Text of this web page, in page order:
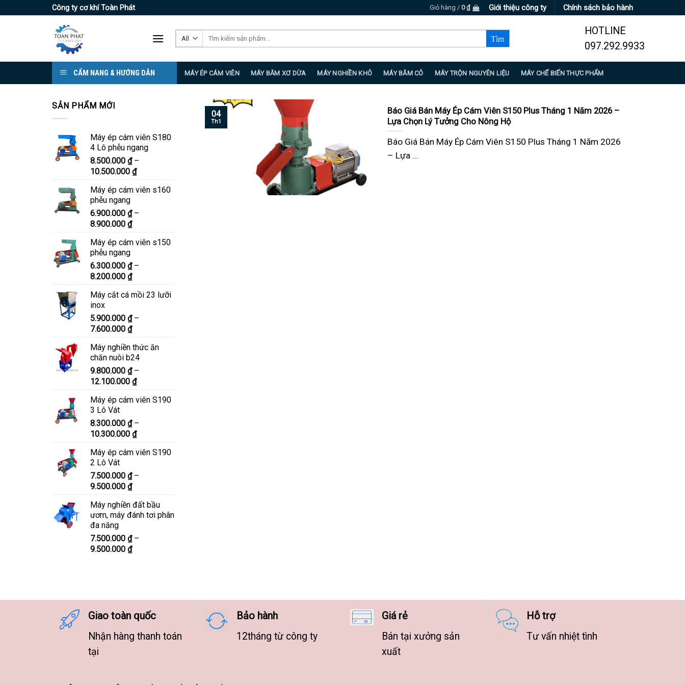
to
Công ty cơ khí Toàn Phát Giỏ hàng / 0₫ Giới thiệu công ty Chính sách bảo hành
Tìm
HOTLINE
097.292.9933
CẨM NANG & HƯỚNG DẪN MÁY ÉP CÁM VIÊN MÁY BĂM XƠ DỪA MÁY NGHIỀN KHÔ MÁY BĂM CỎ MÁY TRỘN NGUYÊN LIỆU MÁY CHẾ BIẾN THỰC PHẨM
SẢN PHẨM MỚI
Máy ép cám viên S180
4 Lô phễu ngang
8.500.000 ₫ –
10.500.000 ₫Khoảng
từ
đến
Máy ép cám viên s160
phễu ngang
6.900.000 ₫ –
8.900.000 ₫Khoảng
từ
đến
8.900.000 ₫
Máy ép cám viên s150
phễu ngang
6.300.000 ₫ –
8.200.000 ₫Khoảng
từ
đến
8.200.000 ₫
Máy cắt cá mồi 23 lưỡi
inox
5.900.000 ₫ –
7.600.000 ₫Khoảng
từ
5.900.000 ₫
đến
7.600.000 ₫
Máy nghiền thức ăn
chăn nuôi b24
9.800.000 ₫ –
12.100.000 ₫Khoảng
từ
đến
12.100.000 ₫
Máy ép cám viên S190
3 Lô Vát
8.300.000 ₫ –
10.300.000 ₫Khoảng
từ
đến
Máy ép cám viên S190
2 Lô Vát
7.500.000 ₫ –
9.500.000 ₫Khoảng
từ
7.500.000 ₫
9.500.000 ₫
Máy nghiền đất bầu
ươm, máy đánh tơi phân
đa năng
7.500.000 ₫ –
9.500.000 ₫Khoảng
9.500.000 ₫
Báo Giá Bán Máy Ép Cám Viên S150 Plus Tháng 1 Năm 2026 –
Lựa Chọn Lý Tưởng Cho Nông Hộ
Báo Giá Bán Máy Ép Cám Viên S150 Plus Tháng 1 Năm 2026
– Lựa ...
04
Th1
Giao toàn quốc
Nhận hàng thanh toán
tại
Bảo hành
12tháng từ công ty
Giá rẻ
Bán tại xưởng sản
xuất
Hỗ trợ
Tư vấn nhiệt tình